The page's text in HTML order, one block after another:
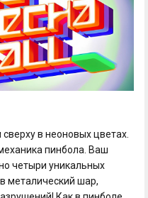
в неоновых цветах.
пинбола. Ваш
четыри уникальных
металический шар,